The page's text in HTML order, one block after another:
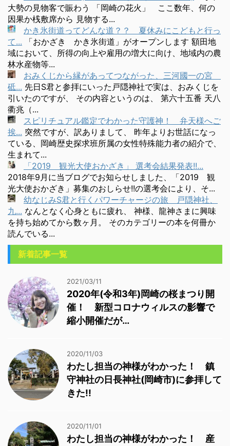
大勢の見物客で賑わう 「岡崎の花火」 ここ数年、何の
因果か桟敷席から 見物する...
かき氷街道ってどんな道？？ 夏休みにこどもと行っ
て...
「おかざき かき氷街道」がオープンします 額田地
域において、所得の向上や雇用の増大に向け、地域内の農
林水産物等...
おみくじから縁があってつながった、三河國一の宮
砥... 先日S君と参拝にいった戸隠神社で実は、おみくじを
引いたのですが、 その内容というのは、 第六十五番 天八
衢兆（...
スピリチュアル鑑定でわかった守護神！ 弁天様へご
挨... 突然ですが、訳ありまして、 昨年よりお世話になっ
ている、岡崎歴史探求班所属の女性特殊能力者の紹介で、
生まれて...
「2019 観光大使おかざき」 選考会結果発表!!...
2018年9月に当ブログでお知らせしました、「2019 観
光大使おかざき」募集のおしらせ!!の選考会により、そ...
幼なじみS君と行くパワーチャージの旅 戸隠神社、
九... なんとなく心身ともに疲れ、 神様、龍神さまに興味
を持ち始めてから数ヶ月。 そのカテゴリーの本を何冊か
読んでいる...
新着記事一覧
2021/03/11
2020年(令和3年)岡崎の桜まつり開
催！ 新型コロナウィルスの影響で
縮小開催だが…
2020/11/03
わたし担当の神様がわかった！ 鎮
守神社の日長神社(岡崎市)に参拝して
きた!!
2020/11/01
わたし担当の神様がわかった！ 産